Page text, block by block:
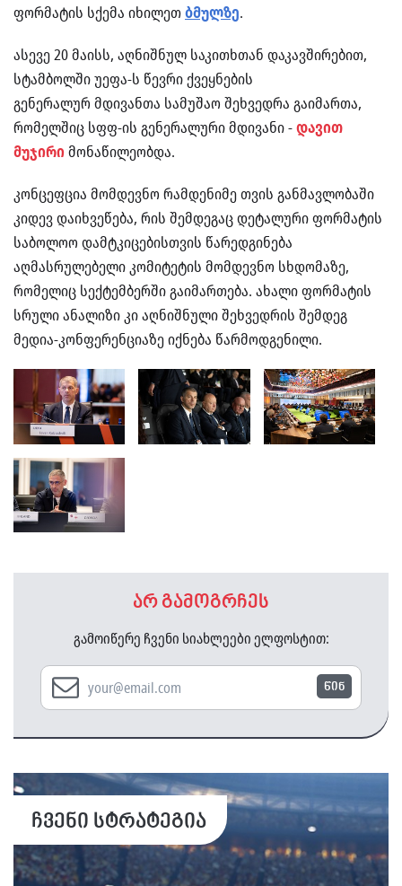
ფორმატის სქემა იხილეთბმულზე.
ასევე 20 მაისს, აღნიშნულ საკითხთან დაკავშირებით,
სტამბოლში უეფა-ს წევრი ქვეყნების
გენერალურ მდივანთა სამუშაო შეხვედრა გაიმართა,
რომელშიც სფფ-ის გენერალური მდივანი -დავით
მუჯირიმონაწილეობდა.
კონცეფცია მომდევნო რამდენიმე თვის განმავლობაში
კიდევ დაიხვეწება, რის შემდეგაც დეტალური ფორმატის
საბოლოო დამტკიცებისთვის წარედგინება
აღმასრულებელი კომიტეტის მომდევნო სხდომაზე,
რომელიც სექტემბერში გაიმართება. ახალი ფორმატის
სრული ანალიზი კი აღნიშნული შეხვედრის შემდეგ
მედია-კონფერენციაზე იქნება წარმოდგენილი.
არ გამოგრჩეს
გამოიწერე ჩვენი სიახლეები ელფოსტით:
წინ
ჩვენი სტრატეგია